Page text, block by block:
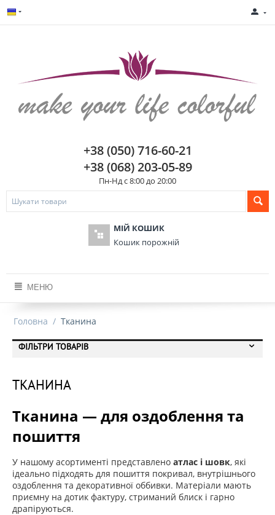
+38 (050) 716-60-21
+38 (068) 203-05-89
Пн-Нд с 8:00 до 20:00
МІЙ КОШИК
Кошик порожній
МЕНЮ
Головна / Тканина
ФІЛЬТРИ ТОВАРІВ
ТКАНИНА
Тканина — для оздоблення та
пошиття
У нашому асортименті представлено атлас і шовк, які
ідеально підходять для пошиття покривал, внутрішнього
оздоблення та декоративної оббивки. Матеріали мають
приємну на дотик фактуру, стриманий блиск і гарно
драпіруються.